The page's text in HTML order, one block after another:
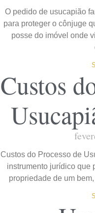
O pedido de usucapião
para proteger o cônjuge
posse do imóvel onde
Custos
Custos do Processo de
instrumento jurídico que
propriedade de um